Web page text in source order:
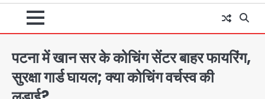
पटना में खान सर के कोचिंग सेंटर बाहर फायरिंग,
सुरक्षा गार्ड घायल; क्या कोचिंग वर्चस्व की